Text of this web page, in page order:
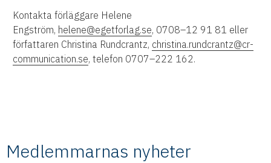
Kontakta förläggare Helene
Engström, helene@egetforlag.se, 0708–12 91 81 eller
författaren Christina Rundcrantz, christina.rundcrantz@cr-
communication.se, telefon 0707–222 162.
Medlemmarnas nyheter